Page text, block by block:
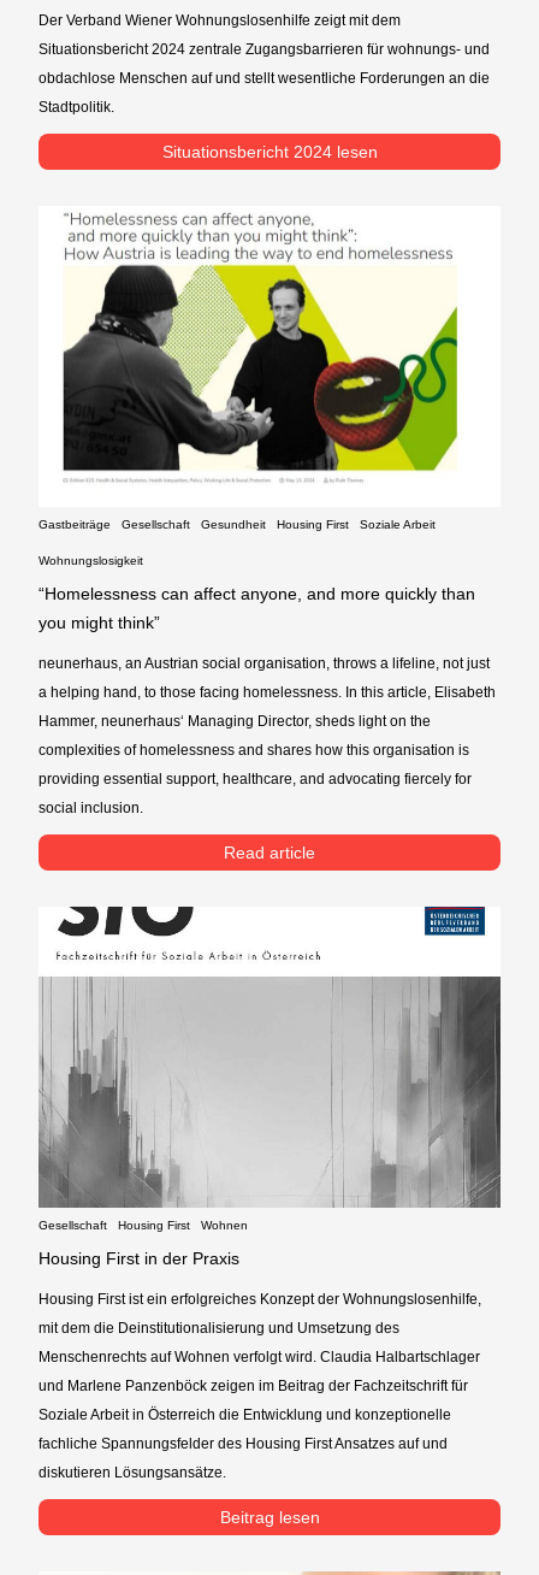
Der Verband Wiener Wohnungslosenhilfe zeigt mit dem
Situationsbericht 2024 zentrale Zugangsbarrieren für wohnungs- und
obdachlose Menschen auf und stellt wesentliche Forderungen an die
Stadtpolitik.
Situationsbericht 2024 lesen
Gastbeiträge Gesellschaft Gesundheit Housing First Soziale Arbeit
Wohnungslosigkeit
“Homelessness can affect anyone, and more quickly than
you might think”
neunerhaus, an Austrian social organisation, throws a lifeline, not just
a helping hand, to those facing homelessness. In this article, Elisabeth
Hammer, neunerhaus‘ Managing Director, sheds light on the
complexities of homelessness and shares how this organisation is
providing essential support, healthcare, and advocating fiercely for
social inclusion.
Read article
Gesellschaft Housing First Wohnen
Housing First in der Praxis
Housing First ist ein erfolgreiches Konzept der Wohnungslosenhilfe,
mit dem die Deinstitutionalisierung und Umsetzung des
Menschenrechts auf Wohnen verfolgt wird. Claudia Halbartschlager
und Marlene Panzenböck zeigen im Beitrag der Fachzeitschrift für
Soziale Arbeit in Österreich die Entwicklung und konzeptionelle
fachliche Spannungsfelder des Housing First Ansatzes auf und
diskutieren Lösungsansätze.
Beitrag lesen